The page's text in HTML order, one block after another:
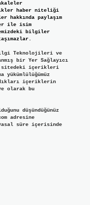
haber niteliği
hakkında paylaşım
ile isim
bilgiler
Teknolojileri ve
bir Yer Sağlayıcı
sitedeki içerikleri
içeriklerin
olarak bu
düşündüğünüz
adresine
süre içerisinde